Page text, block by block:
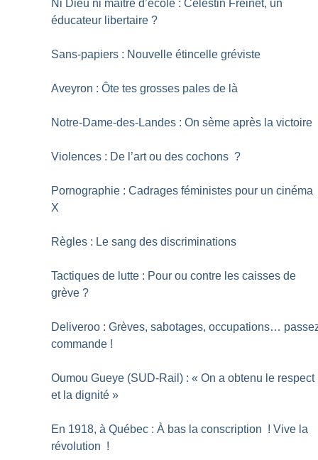
Ni Dieu ni maître d’école : Célestin Freinet, un
éducateur libertaire ?
Sans-papiers : Nouvelle étincelle gréviste
Aveyron : Ôte tes grosses pales de là
Notre-Dame-des-Landes : On sème après la victoire
Violences : De l’art ou des cochons ?
Pornographie : Cadrages féministes pour un cinéma
X
Règles : Le sang des discriminations
Tactiques de lutte : Pour ou contre les caisses de
grève ?
Deliveroo : Grèves, sabotages, occupations…
commande !
Oumou Gueye (SUD-Rail) : « On a obtenu le respect
et la dignité »
En 1918, à Québec : À bas la conscription ! Vive la
révolution !